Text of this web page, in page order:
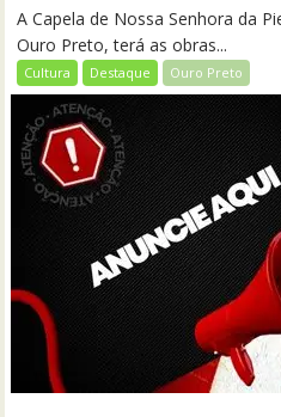
A Capela de Nossa Senhora da
Ouro Preto, terá as obras...
Cultura Destaque Ouro Preto